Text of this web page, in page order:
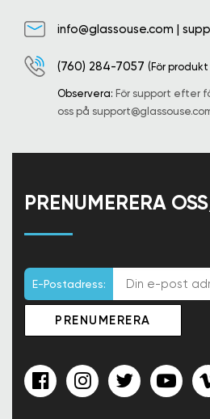
info@glassouse.com |
(760) 284-7057 (För
Observera: För support efter
oss på
PRENUMERERA
E-Postadress: